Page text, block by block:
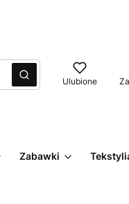
Szukaj Ulubione
Zabawki